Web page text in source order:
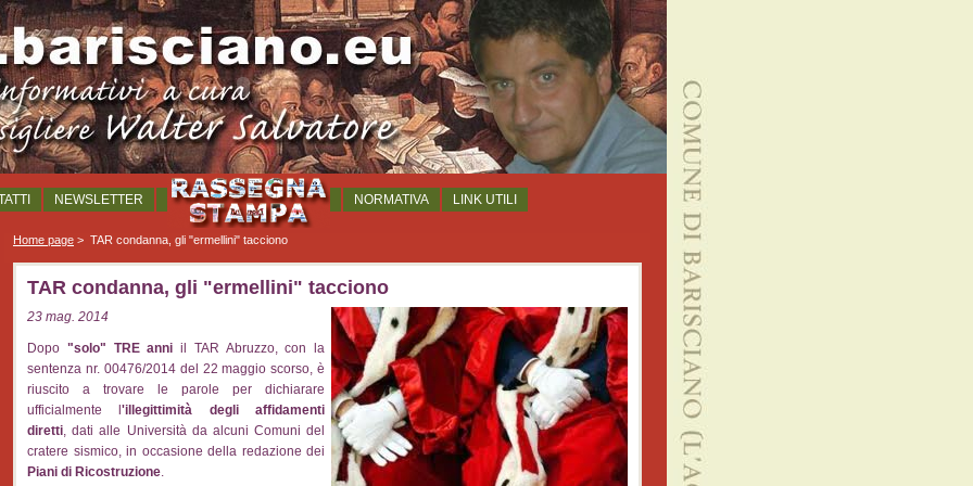
NEWSLETTER NORMATIVA LINK UTILI
Home page > TAR condanna, gli "ermellini" tacciono
TAR condanna, gli "ermellini" tacciono
23 mag. 2014
Dopo "solo" TRE anni il TAR Abruzzo, con la
sentenza nr. 00476/2014 del 22 maggio scorso, è
riuscito a trovare le parole per dichiarare
ufficialmente l'illegittimità degli affidamenti
diretti, dati alle Università da alcuni Comuni del
cratere sismico, in occasione della redazione dei
Piani di Ricostruzione.